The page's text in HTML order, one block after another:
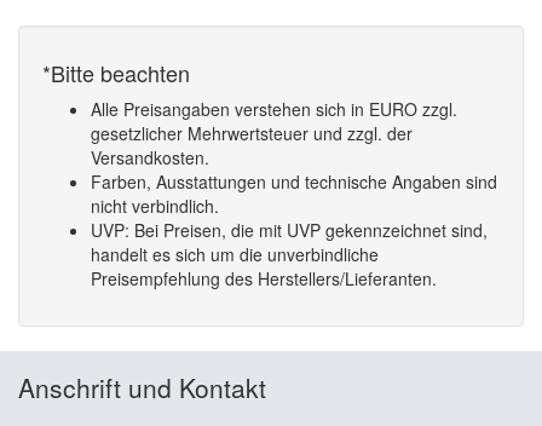
*Bitte beachten
Alle Preisangaben verstehen sich in EURO zzgl.
gesetzlicher Mehrwertsteuer und zzgl. der
Versandkosten.
Farben, Ausstattungen und technische Angaben sind
nicht verbindlich.
UVP: Bei Preisen, die mit UVP gekennzeichnet sind,
handelt es sich um die unverbindliche
Preisempfehlung des Herstellers/Lieferanten.
Anschrift und Kontakt